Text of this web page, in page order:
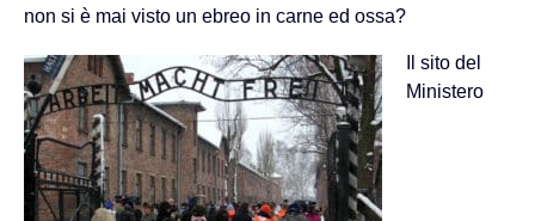
non si è mai visto un ebreo in carne ed ossa?
Il sito del
Ministero